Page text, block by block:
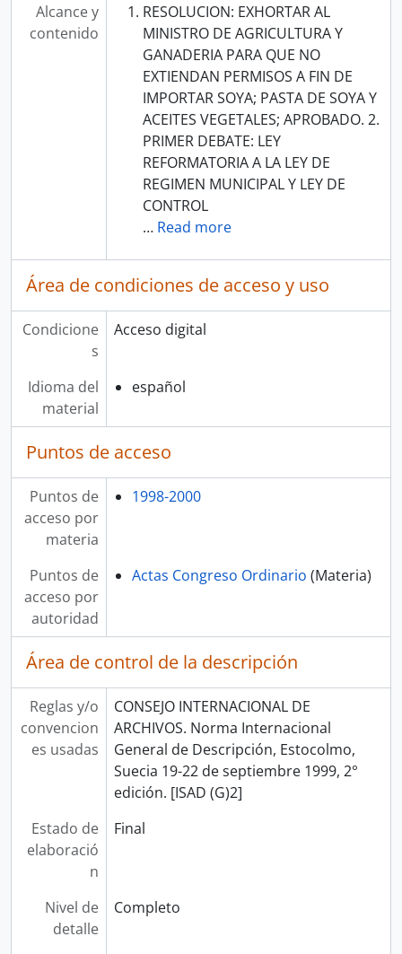
Alcance y
contenido
RESOLUCION: EXHORTAR AL
MINISTRO DE AGRICULTURA Y
GANADERIA PARA QUE NO
EXTIENDAN PERMISOS A FIN DE
IMPORTAR SOYA; PASTA DE SOYA Y
ACEITES VEGETALES; APROBADO. 2.
PRIMER DEBATE: LEY
REFORMATORIA A LA LEY DE
REGIMEN MUNICIPAL Y LEY DE
CONTROL
… Read more
Área de condiciones de acceso y uso
Condicione
s
Acceso digital
Idioma del
material
español
Puntos de acceso
Puntos de
acceso por
materia
1998-2000
Puntos de
acceso por
autoridad
Actas Congreso Ordinario (Materia)
Área de control de la descripción
Reglas y/o
convencion
es usadas
CONSEJO INTERNACIONAL DE
ARCHIVOS. Norma Internacional
General de Descripción, Estocolmo,
Suecia 19-22 de septiembre 1999, 2°
edición. [ISAD (G)2]
Estado de
elaboració
n
Final
Nivel de
detalle
Completo